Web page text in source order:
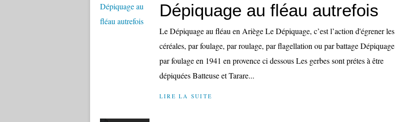
Dépiquage au fléau autrefois
Le Dépiquage au fléau en Ariège Le Dépiquage, c’est l’action d'égrener les
céréales, par foulage, par roulage, par flagellation ou par battage Dépiquage
par foulage en 1941 en provence ci dessous Les gerbes sont prétes à être
dépiquées Batteuse et Tarare...
LIRE LA SUITE